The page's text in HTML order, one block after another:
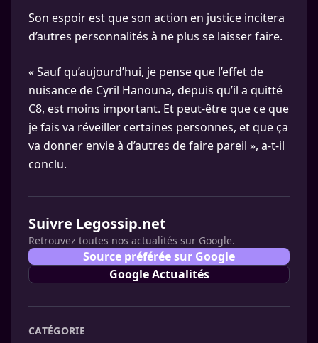
Son espoir est que son action en justice incitera
d’autres personnalités à ne plus se laisser faire.
« Sauf qu’aujourd’hui, je pense que l’effet de
nuisance de Cyril Hanouna, depuis qu’il a quitté
C8, est moins important. Et peut-être que ce que
je fais va réveiller certaines personnes, et que ça
va donner envie à d’autres de faire pareil », a-t-il
conclu.
Suivre Legossip.net
Retrouvez toutes nos actualités sur Google.
Source préférée sur Google
Google Actualités
CATÉGORIE